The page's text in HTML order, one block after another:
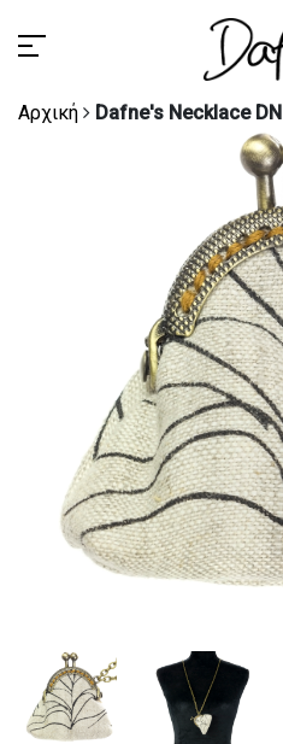
Αρχική Dafne's Necklace DN